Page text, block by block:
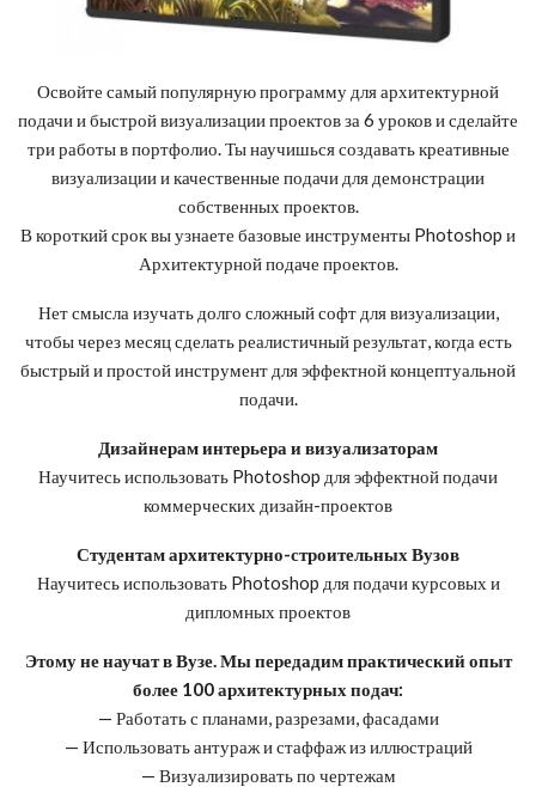
Освойте самый популярную программу для архитектурной
подачи и быстрой визуализации проектов за 6 уроков и сделайте
три работы в портфолио. Ты научишься создавать креативные
визуализации и качественные подачи для демонстрации
собственных проектов.
В короткий срок вы узнаете базовые инструменты Photoshop и
Архитектурной подаче проектов.
Нет смысла изучать долго сложный софт для визуализации,
чтобы через месяц сделать реалистичный результат, когда есть
быстрый и простой инструмент для эффектной концептуальной
подачи.
Дизайнерам интерьера и визуализаторам
Научитесь использовать Photoshop для эффектной подачи
коммерческих дизайн-проектов
Студентам архитектурно-строительных Вузов
Научитесь использовать Photoshop для подачи курсовых и
дипломных проектов
Этому не научат в Вузе. Мы передадим практический опыт
более 100 архитектурных подач:
— Работать с планами, разрезами, фасадами
— Использовать антураж и стаффаж из иллюстраций
— Визуализировать по чертежам